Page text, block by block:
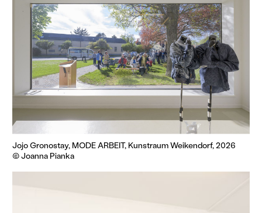
Jojo Gronostay, MODE ARBEIT, Kunstraum Weikendorf, 2026
© Joanna Pianka